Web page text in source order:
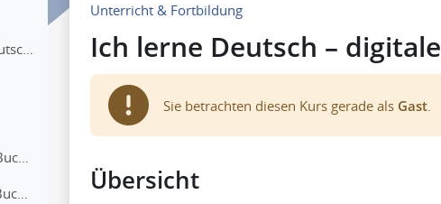
Willkommen zu deinem Deutsch - Kurs! ...
ABC - Schreibe die kleinen Buchstaben
ABC - Schreibe die großen Buchstaben
Unterricht & Fortbildung
Ich lerne Deutsch –
Sie betrachten diesen Kurs gerade als Gast
Übersicht